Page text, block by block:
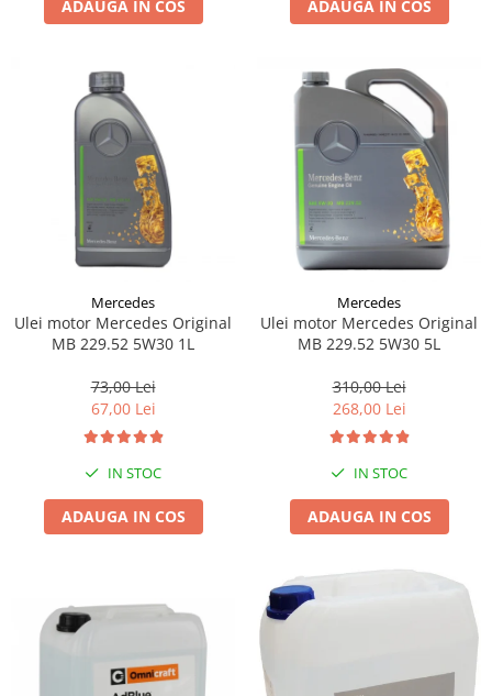
Lichid de frana
Filtre moto
Filtru combustibil
Buson golire ulei
Filtru ulei moto
Filtru aer moto
Intretinere si curatare filtre moto
Intretinere moto
Curatare moto
Covor moto
Genti bagaje moto
Suporti si placi prindere
ADAUGA IN COS ADAUGA IN COS
Mercedes
Ulei motor Mercedes Original
MB 229.52 5W30 1L
73,00 Lei
67,00 Lei
IN STOC
ADAUGA IN COS
Mercedes
Ulei motor Mercedes Original
MB 229.52 5W30 5L
310,00 Lei
268,00 Lei
IN STOC
ADAUGA IN COS